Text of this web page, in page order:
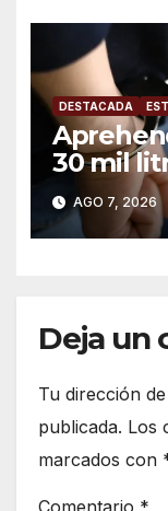
DESTACADA
30 mil
AGO 7, 2026
Deja un
Tu dirección
publicada. Los
marcados con
Comentario *